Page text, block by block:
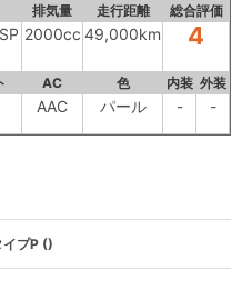
排気量 走行距離 総合評価
2000cc 49,000km 4
AC 色 内装 外装
AAC パール - -
イプP ()